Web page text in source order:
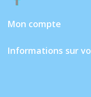
Mon compte
Informations sur